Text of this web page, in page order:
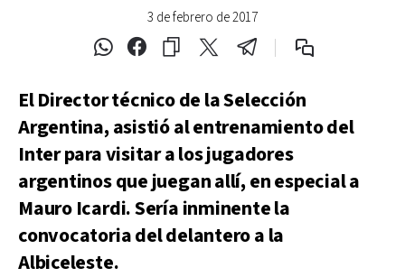
3 de febrero de 2017
El Director técnico de la Selección
Argentina, asistió al entrenamiento del
Inter para visitar a los jugadores
argentinos que juegan allí, en especial a
Mauro Icardi. Sería inminente la
convocatoria del delantero a la
Albiceleste.